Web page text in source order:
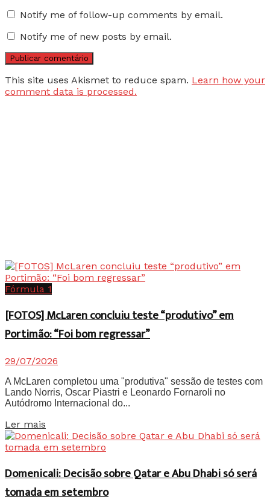
Notify me of follow-up comments by email.
Notify me of new posts by email.
This site uses Akismet to reduce spam. Learn how your
comment data is processed.
Fórmula 1
[FOTOS] McLaren concluiu teste “produtivo” em
Portimão: “Foi bom regressar”
29/07/2026
A McLaren completou uma "produtiva" sessão de testes com
Lando Norris, Oscar Piastri e Leonardo Fornaroli no
Autódromo Internacional do...
Ler mais
Domenicali: Decisão sobre Qatar e Abu Dhabi só será
tomada em setembro